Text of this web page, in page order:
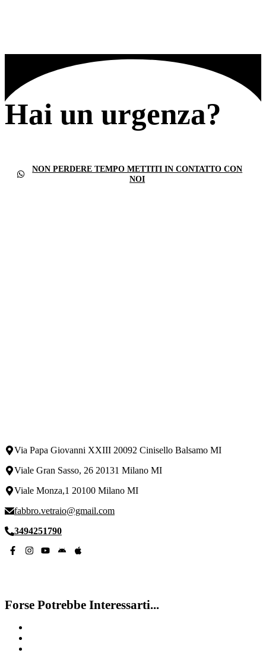
Hai un urgenza?
NON PERDERE TEMPO METTITI IN CONTATTO CON
NOI
Via Papa Giovanni XXIII 20092 Cinisello Balsamo MI
Viale Gran Sasso, 26 20131 Milano MI
Viale Monza,1 20100 Milano MI
fabbro.vetraio@gmail.com
3494251790
Forse Potrebbe Interessarti...